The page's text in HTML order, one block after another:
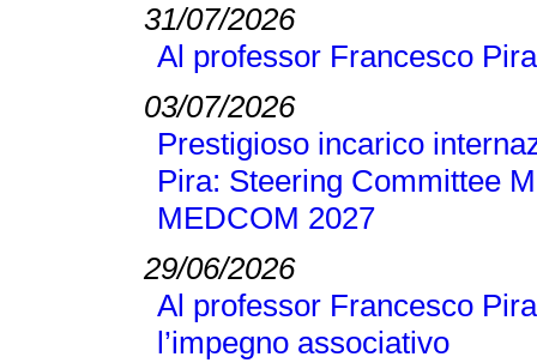
31/07/2026
Al professor Francesco
03/07/2026
Prestigioso incarico
Pira: Steering Committee
MEDCOM 2027
29/06/2026
Al professor Francesco
l’impegno associativo